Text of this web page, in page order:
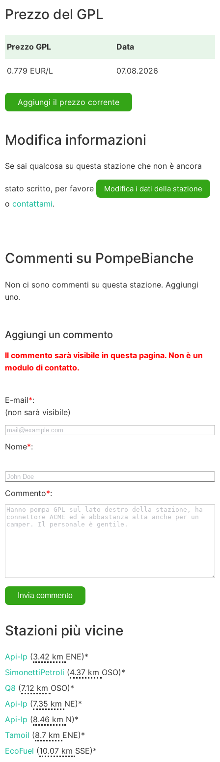
Prezzo del GPL
Prezzo GPL Data
0.779 EUR/L 07.08.2026
Aggiungi il prezzo corrente
Modifica informazioni
Se sai qualcosa su questa stazione che non è ancora
stato scritto, per favore Modifica i dati della stazione
o contattami.
Commenti su PompeBianche
Non ci sono commenti su questa stazione. Aggiungi
uno.
Aggiungi un commento
Il commento sarà visibile in questa pagina. Non è un
modulo di contatto.
E-mail*:
(non sarà visibile)
Nome*:
Commento*:
Stazioni più vicine
Api-Ip (3.42 km ENE)*
SimonettiPetroli (4.37 km OSO)*
Q8 (7.12 km OSO)*
Api-Ip (7.35 km NE)*
Api-Ip (8.46 km N)*
Tamoil (8.7 km ENE)*
EcoFuel (10.07 km SSE)*